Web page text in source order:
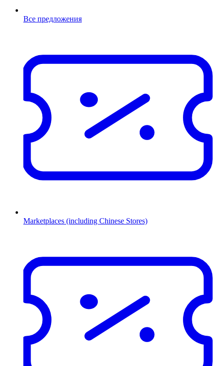
Все предложения
Marketplaces (including Chinese Stores)